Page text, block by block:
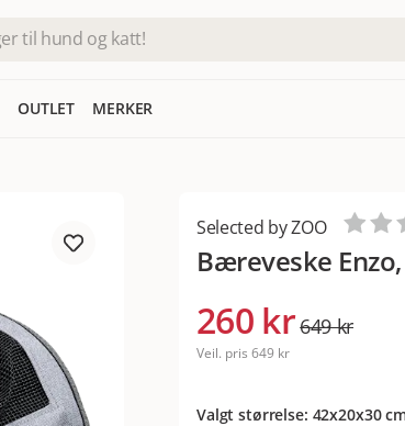
OUTLET MERKER
Selected by ZOO
Bæreveske
260 kr649 kr
Veil. pris 649 kr
Valgt størrelse: 42x20x30